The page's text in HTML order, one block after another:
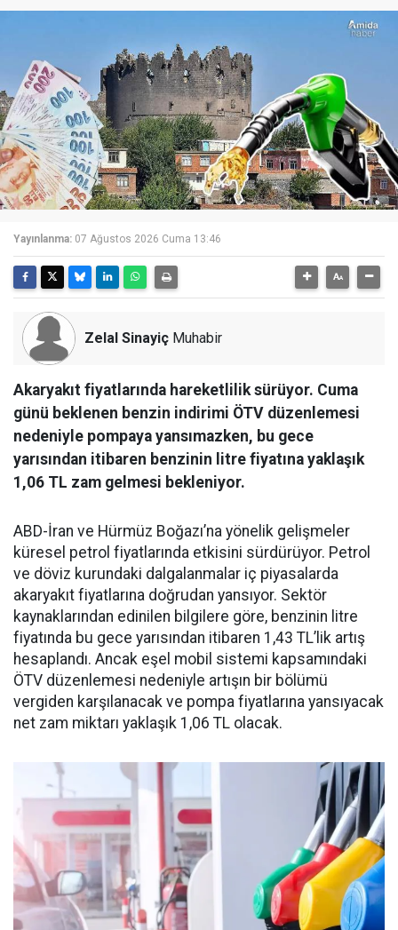
Yayınlanma: 07 Ağustos 2026 Cuma 13:46
Zelal Sinayiç Muhabir
Akaryakıt fiyatlarında hareketlilik sürüyor. Cuma
günü beklenen benzin indirimi ÖTV düzenlemesi
nedeniyle pompaya yansımazken, bu gece
yarısından itibaren benzinin litre fiyatına yaklaşık
1,06 TL zam gelmesi bekleniyor.
ABD-İran ve Hürmüz Boğazı’na yönelik gelişmeler
küresel petrol fiyatlarında etkisini sürdürüyor. Petrol
ve döviz kurundaki dalgalanmalar iç piyasalarda
akaryakıt fiyatlarına doğrudan yansıyor. Sektör
kaynaklarından edinilen bilgilere göre, benzinin litre
fiyatında bu gece yarısından itibaren 1,43 TL’lik artış
hesaplandı. Ancak eşel mobil sistemi kapsamındaki
ÖTV düzenlemesi nedeniyle artışın bir bölümü
vergiden karşılanacak ve pompa fiyatlarına yansıyacak
net zam miktarı yaklaşık 1,06 TL olacak.